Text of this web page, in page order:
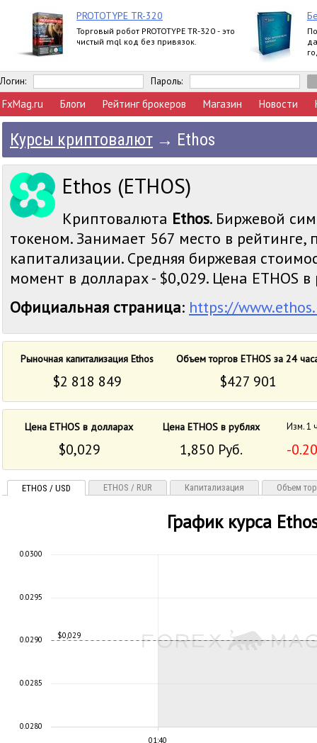
PROTOTYPE TR-320
Торговый робот PROTOTYPE TR-320 - это
чистый mql код без привязок.
Логин: Пароль:
FxMag.ru Блоги Рейтинг брокеров Магазин Новости
Курсы криптовалют → Ethos
Ethos (ETHOS)
Криптовалюта Ethos. Биржевой
токеном. Занимает 567 место в рейтинге,
капитализации. Средняя биржевая
момент в долларах - $0,029. Цена ETHOS в
Официальная страница: https://
Рыночная капитализация Ethos Объем торгов ETHOS за 24
$2 818 849 $427 901
Цена ETHOS в долларах Цена ETHOS в рублях Изм. 1
$0,029 1,850 Руб. -
ETHOS / USD ETHOS / RUR Капитализация Объем
График курса
01:40
$0,029
0.0280
0.0285
0.0290
0.0295
0.0300